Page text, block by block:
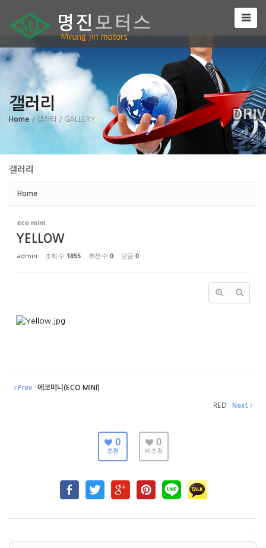
갤러리
Home / 갤러리 / GALLERY
갤러리
Home
eco mini
YELLOW
admin 조회 수 1855 추천 수 0 댓글 0
Prev 에코미니(ECO MINI)
RED Next
0
추천
0
비추천
Sketchbook5, 스케치북5
Sketchbook5, 스케치북5